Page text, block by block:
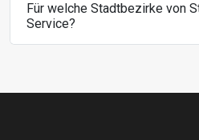
Für welche Stadtbezirke von
Service?